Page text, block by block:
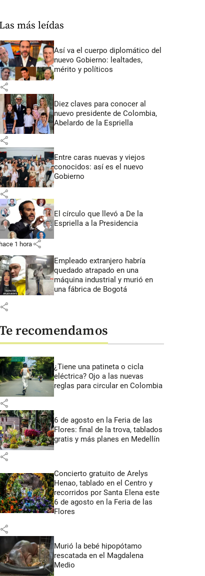
más leídas
Así va el cuerpo diplomático del
nuevo Gobierno: lealtades,
mérito y políticos
share
Diez claves para conocer al
nuevo presidente de Colombia,
Abelardo de la Espriella
share
Entre caras nuevas y viejos
conocidos: así es el nuevo
Gobierno
share
El círculo que llevó a De la
Espriella a la Presidencia
1 hora share
Empleado extranjero habría
quedado atrapado en una
máquina industrial y murió en
una fábrica de Bogotá
share
recomendamos
¿Tiene una patineta o cicla
eléctrica? Ojo a las nuevas
reglas para circular en Colombia
share
6 de agosto en la Feria de las
Flores: final de la trova, tablados
gratis y más planes en Medellín
share
Concierto gratuito de Arelys
Henao, tablado en el Centro y
recorridos por Santa Elena este
6 de agosto en la Feria de las
Flores
share
Murió la bebé hipopótamo
rescatada en el Magdalena
Medio